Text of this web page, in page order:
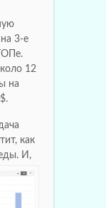
3-е
12
на
как
И,